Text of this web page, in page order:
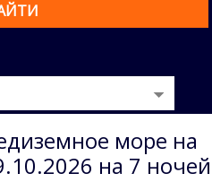
море на
на 7 ночей